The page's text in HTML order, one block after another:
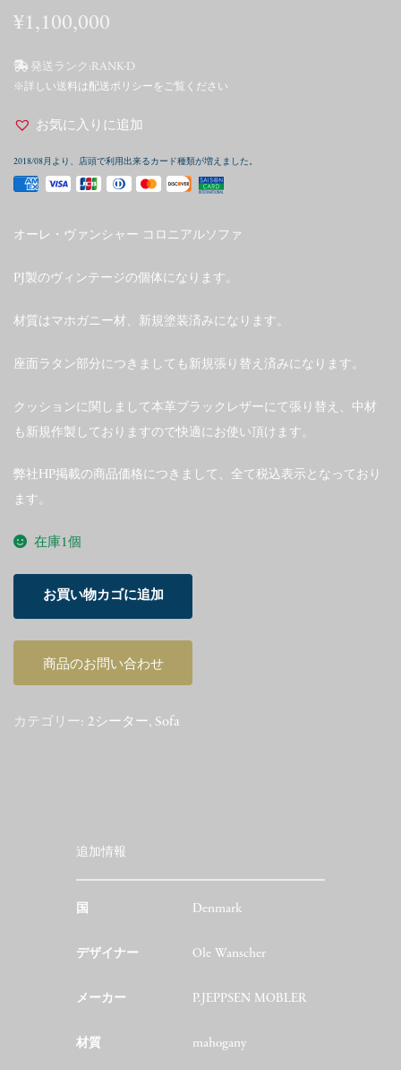
¥1,100,000
発送ランク: RANK-D
※詳しい送料は配送ポリシーをご覧ください
お気に入りに追加
2018/08月より、店頭で利用出来るカード種類が増えました。
オーレ・ヴァンシャー コロニアルソファ
PJ製のヴィンテージの個体になります。
材質はマホガニー材、新規塗装済みになります。
座面ラタン部分につきましても新規張り替え済みになります。
クッションに関しまして本革ブラックレザーにて張り替え、中材
も新規作製しておりますので快適にお使い頂けます。
弊社HP掲載の商品価格につきまして、全て税込表示となっており
ます。
在庫1個
Wanscher
お買い物カゴに追加
商品のお問い合わせ
カテゴリー: 2シーター, Sofa
追加情報
国 Denmark
デザイナー Ole Wanscher
メーカー P.JEPPSEN MOBLER
材質 mahogany